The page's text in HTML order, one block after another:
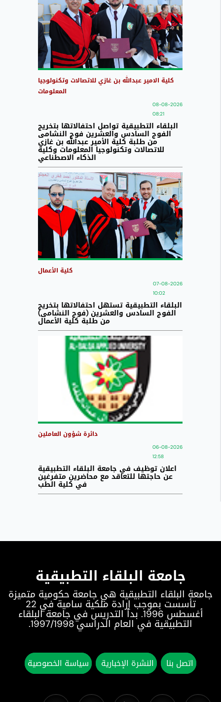
كلية الامير عبدالله بن غازي للاتصالات وتكنولوجيا
المعلومات
08-08-2026
08:21
البلقاء التطبيقية تواصل احتفالاتها بتخريج
الفوج السادس والعشرين فوج النشامى
من طلبة كلية الأمير عبدالله بن غازي
للاتصالات وتكنولوجيا المعلومات وكلية
الذكاء الاصطناعي
كلية الأعمال
07-08-2026
10:02
البلقاء التطبيقية تستهل احتفالاتها بتخريج
الفوج السادس والعشرين (فوج النشامى)
من طلبة كلية الأعمال
دائرة شؤون العاملين
06-08-2026
12:58
اعلان توظيف في جامعة البلقاء التطبيقية
عن حاجتها للتعاقد مع محاضرين متفرغين
في كلية الطب
جامعة البلقاء التطبيقية
جامعة البلقاء التطبيقية هي جامعة حكومية متميزة
تأسست بموجب إرادة ملكية سامية في 22
أغسطس 1996. بدأ التدريس في جامعة البلقاء
التطبيقية في العام الدراسي 1997/1998.
اتصل بنا النشرة الإخبارية سياسة الخصوصية